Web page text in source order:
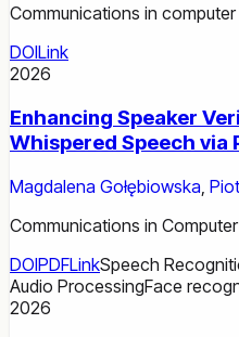
Communications in
DOILink
2026
Enhancing Speaker
Whispered Speech via
Magdalena Gołębiowska
Communications in
DOIPDFLinkSpeech
Audio ProcessingFace
2026